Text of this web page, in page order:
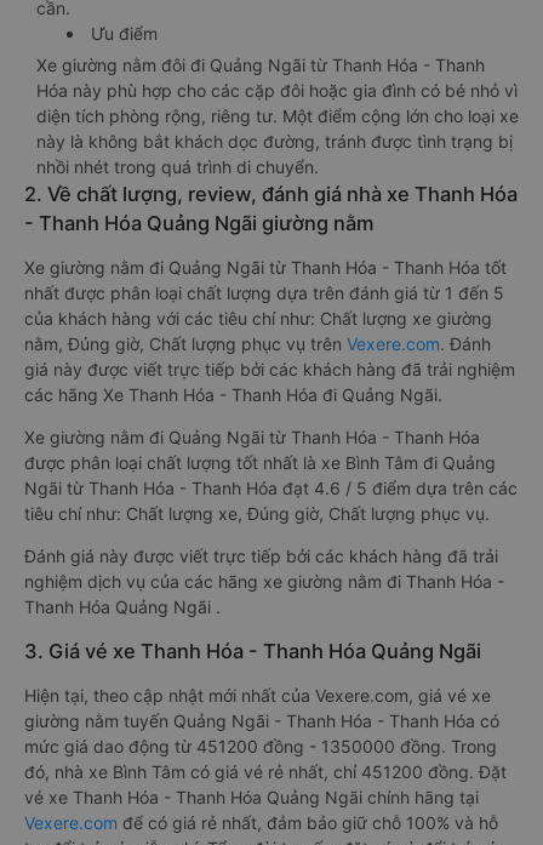
cần.
Ưu điểm
Xe giường nằm đôi đi Quảng Ngãi từ Thanh Hóa - Thanh
Hóa này phù hợp cho các cặp đôi hoặc gia đình có bé nhỏ vì
diện tích phòng rộng, riêng tư. Một điểm cộng lớn cho loại xe
này là không bắt khách dọc đường, tránh được tình trạng bị
nhồi nhét trong quá trình di chuyển.
2. Về chất lượng, review, đánh giá nhà xe Thanh Hóa
- Thanh Hóa Quảng Ngãi giường nằm
Xe giường nằm đi Quảng Ngãi từ Thanh Hóa - Thanh Hóa tốt
nhất được phân loại chất lượng dựa trên đánh giá từ 1 đến 5
của khách hàng với các tiêu chí như: Chất lượng xe giường
nằm, Đúng giờ, Chất lượng phục vụ trên Vexere.com. Đánh
giá này được viết trực tiếp bởi các khách hàng đã trải nghiệm
các hãng Xe Thanh Hóa - Thanh Hóa đi Quảng Ngãi.
Xe giường nằm đi Quảng Ngãi từ Thanh Hóa - Thanh Hóa
được phân loại chất lượng tốt nhất là xe Bình Tâm đi Quảng
Ngãi từ Thanh Hóa - Thanh Hóa đạt 4.6 / 5 điểm dựa trên các
tiêu chí như: Chất lượng xe, Đúng giờ, Chất lượng phục vụ.
Đánh giá này được viết trực tiếp bởi các khách hàng đã trải
nghiệm dịch vụ của các hãng xe giường nằm đi Thanh Hóa -
Thanh Hóa Quảng Ngãi .
3. Giá vé xe Thanh Hóa - Thanh Hóa Quảng Ngãi
Hiện tại, theo cập nhật mới nhất của Vexere.com, giá vé xe
giường nằm tuyến Quảng Ngãi - Thanh Hóa - Thanh Hóa có
mức giá dao động từ 451200 đồng - 1350000 đồng. Trong
đó, nhà xe Bình Tâm có giá vé rẻ nhất, chỉ 451200 đồng. Đặt
vé xe Thanh Hóa - Thanh Hóa Quảng Ngãi chính hãng tại
Vexere.com để có giá rẻ nhất, đảm bảo giữ chỗ 100% và hỗ